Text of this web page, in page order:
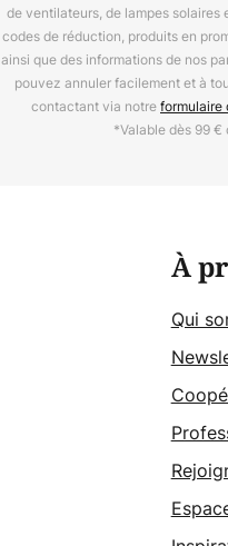
de ventilateurs, de lampes solaires
codes de réduction, produits en
ainsi que des informations de nos
pouvez annuler facilement et à
contactant via notreformulaire
*Valable dès 99
À
Qui